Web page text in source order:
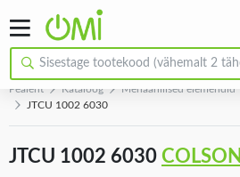
Pealeht Kataloog Mehaanilised elemendid
JTCU 1002 6030
JTCU 1002 6030 COLSON